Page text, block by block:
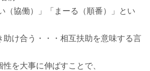
（協働）」「まーる（順番）」とい
助け合う・・・相互扶助を意味する言
を大事に伸ばすことで、